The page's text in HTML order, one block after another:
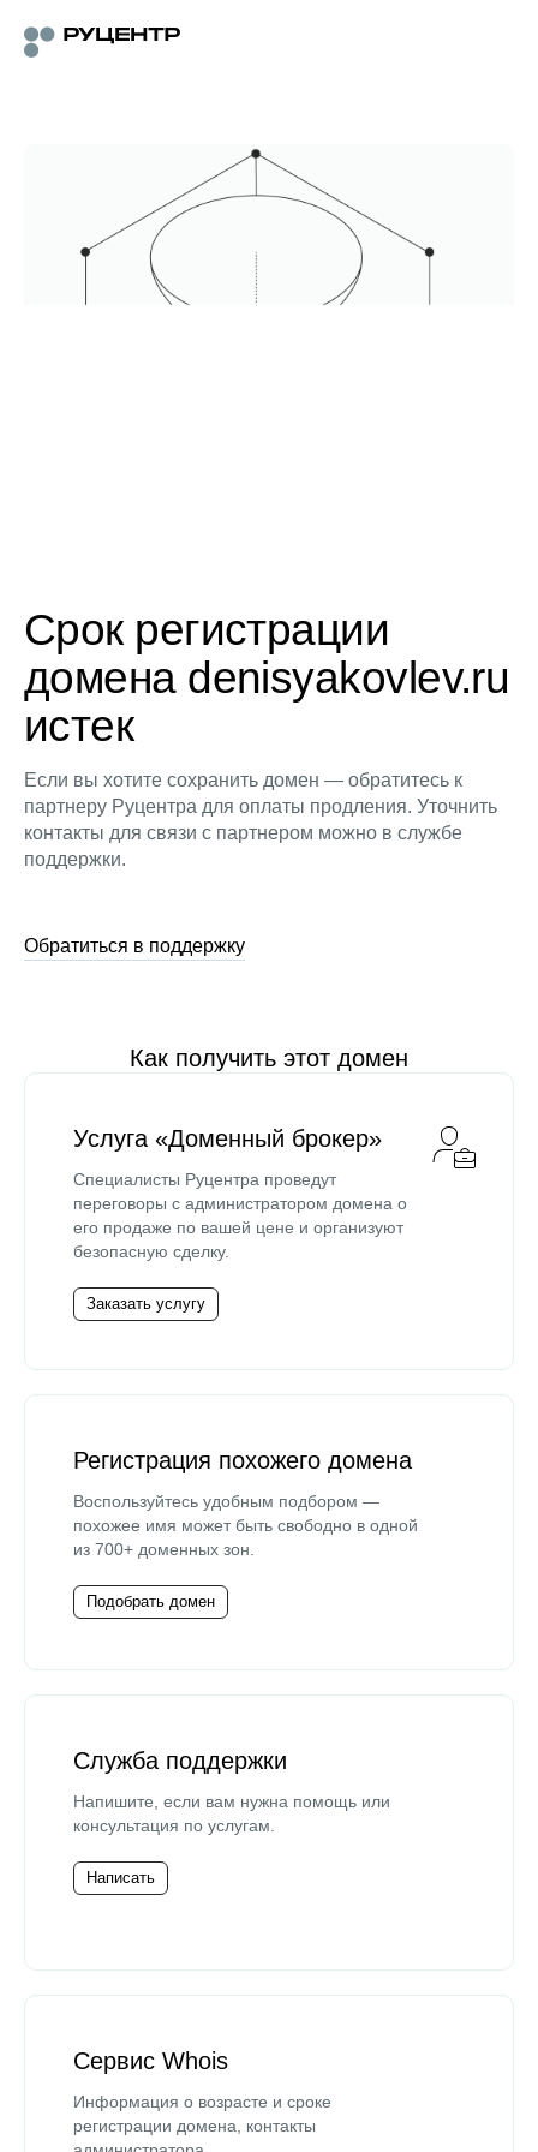
Срок регистрации
домена denisyakovlev.ru
истек
Если вы хотите сохранить домен — обратитесь к
партнеру Руцентра для оплаты продления. Уточнить
контакты для связи с партнером можно в службе
поддержки.
Обратиться в поддержку
Как получить этот домен
Услуга «Доменный брокер»
Специалисты Руцентра проведут
переговоры с администратором домена о
его продаже по вашей цене и организуют
безопасную сделку.
Заказать услугу
Регистрация похожего домена
Воспользуйтесь удобным подбором —
похожее имя может быть свободно в одной
из 700+ доменных зон.
Подобрать домен
Служба поддержки
Напишите, если вам нужна помощь или
консультация по услугам.
Написать
Сервис Whois
Информация о возрасте и сроке
регистрации домена, контакты